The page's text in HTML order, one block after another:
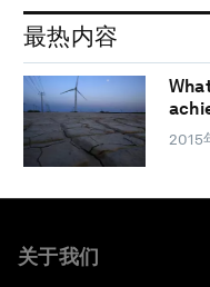
最热内容
2015
关于我们